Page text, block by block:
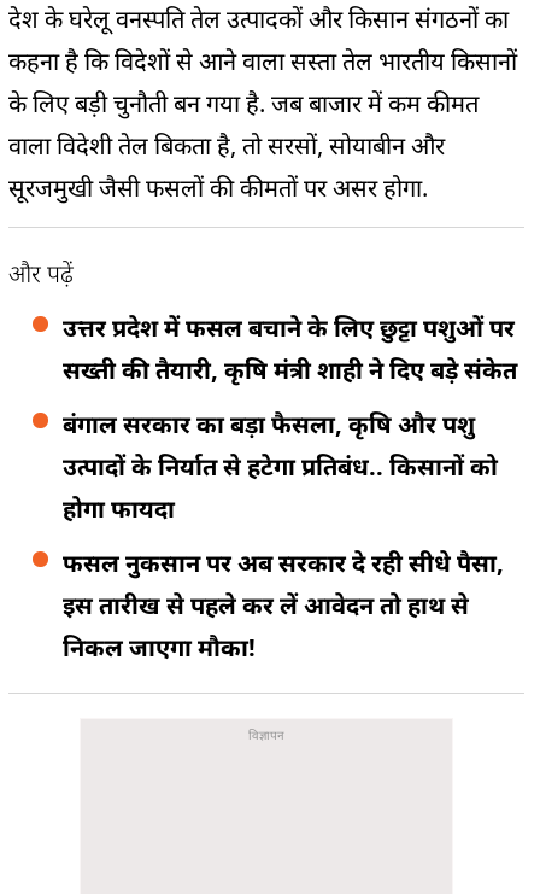
देश के घरेलू वनस्पति तेल उत्पादकों और किसान संगठनों का
कहना है कि विदेशों से आने वाला सस्ता तेल भारतीय किसानों
के लिए बड़ी चुनौती बन गया है. जब बाजार में कम कीमत
वाला विदेशी तेल बिकता है, तो सरसों, सोयाबीन और
सूरजमुखी जैसी फसलों की कीमतों पर असर होगा.
और पढ़ें
उत्तर प्रदेश में फसल बचाने के लिए छुट्टा पशुओं पर
सख्ती की तैयारी, कृषि मंत्री शाही ने दिए बड़े संकेत
बंगाल सरकार का बड़ा फैसला, कृषि और पशु
उत्पादों के निर्यात से हटेगा प्रतिबंध.. किसानों को
होगा फायदा
फसल नुकसान पर अब सरकार दे रही सीधे पैसा,
इस तारीख से पहले कर लें आवेदन तो हाथ से
निकल जाएगा मौका!